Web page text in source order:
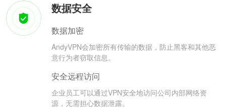
数据安全
数据加密
AndyVPN会加密所有传输的数据，防止黑客和其他恶
意行为者窃取信息。
安全远程访问
企业员工可以通过VPN安全地访问公司内部网络资
源，无需担心数据泄露。